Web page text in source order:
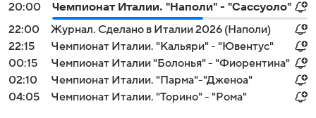
20:00
Чемпионат Италии. "Наполи" - "Сассуоло"
22:00
Журнал. Сделано в Италии 2026 (Наполи)
22:15
Чемпионат Италии. "Кальяри" - "Ювентус"
00:15
Чемпионат Италии "Болонья" - "Фиорентина"
02:10
Чемпионат Италии. "Парма"-"Дженоа"
04:05
Чемпионат Италии. "Торино" - "Рома"